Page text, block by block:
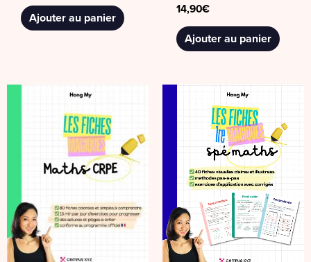
Ajouter au panier
14,90€
Ajouter au panier